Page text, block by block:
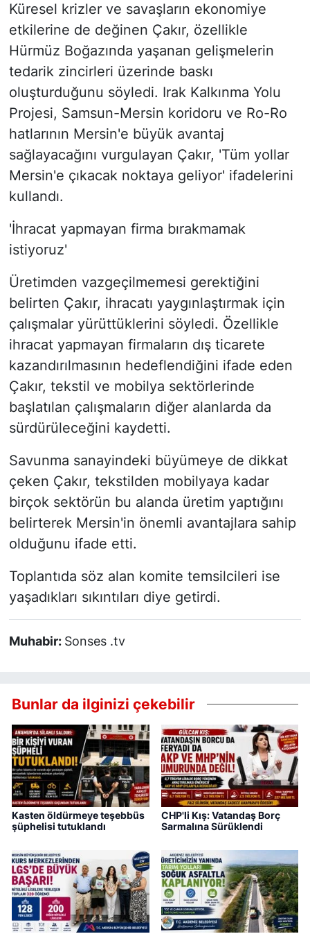
Küresel krizler ve savaşların ekonomiye
etkilerine de değinen Çakır, özellikle
Hürmüz Boğazında yaşanan gelişmelerin
tedarik zincirleri üzerinde baskı
oluşturduğunu söyledi. Irak Kalkınma Yolu
Projesi, Samsun-Mersin koridoru ve Ro-Ro
hatlarının Mersin'e büyük avantaj
sağlayacağını vurgulayan Çakır, 'Tüm yollar
Mersin'e çıkacak noktaya geliyor' ifadelerini
kullandı.
'İhracat yapmayan firma bırakmamak
istiyoruz'
Üretimden vazgeçilmemesi gerektiğini
belirten Çakır, ihracatı yaygınlaştırmak için
çalışmalar yürüttüklerini söyledi. Özellikle
ihracat yapmayan firmaların dış ticarete
kazandırılmasının hedeflendiğini ifade eden
Çakır, tekstil ve mobilya sektörlerinde
başlatılan çalışmaların diğer alanlarda da
sürdürüleceğini kaydetti.
Savunma sanayindeki büyümeye de dikkat
çeken Çakır, tekstilden mobilyaya kadar
birçok sektörün bu alanda üretim yaptığını
belirterek Mersin'in önemli avantajlara sahip
olduğunu ifade etti.
Toplantıda söz alan komite temsilcileri ise
yaşadıkları sıkıntıları diye getirdi.
Muhabir: Sonses .tv
Bunlar da ilginizi çekebilir
Kasten öldürmeye teşebbüs
şüphelisi tutuklandı
CHP'li Kış: Vatandaş Borç
Sarmalına Sürüklendi